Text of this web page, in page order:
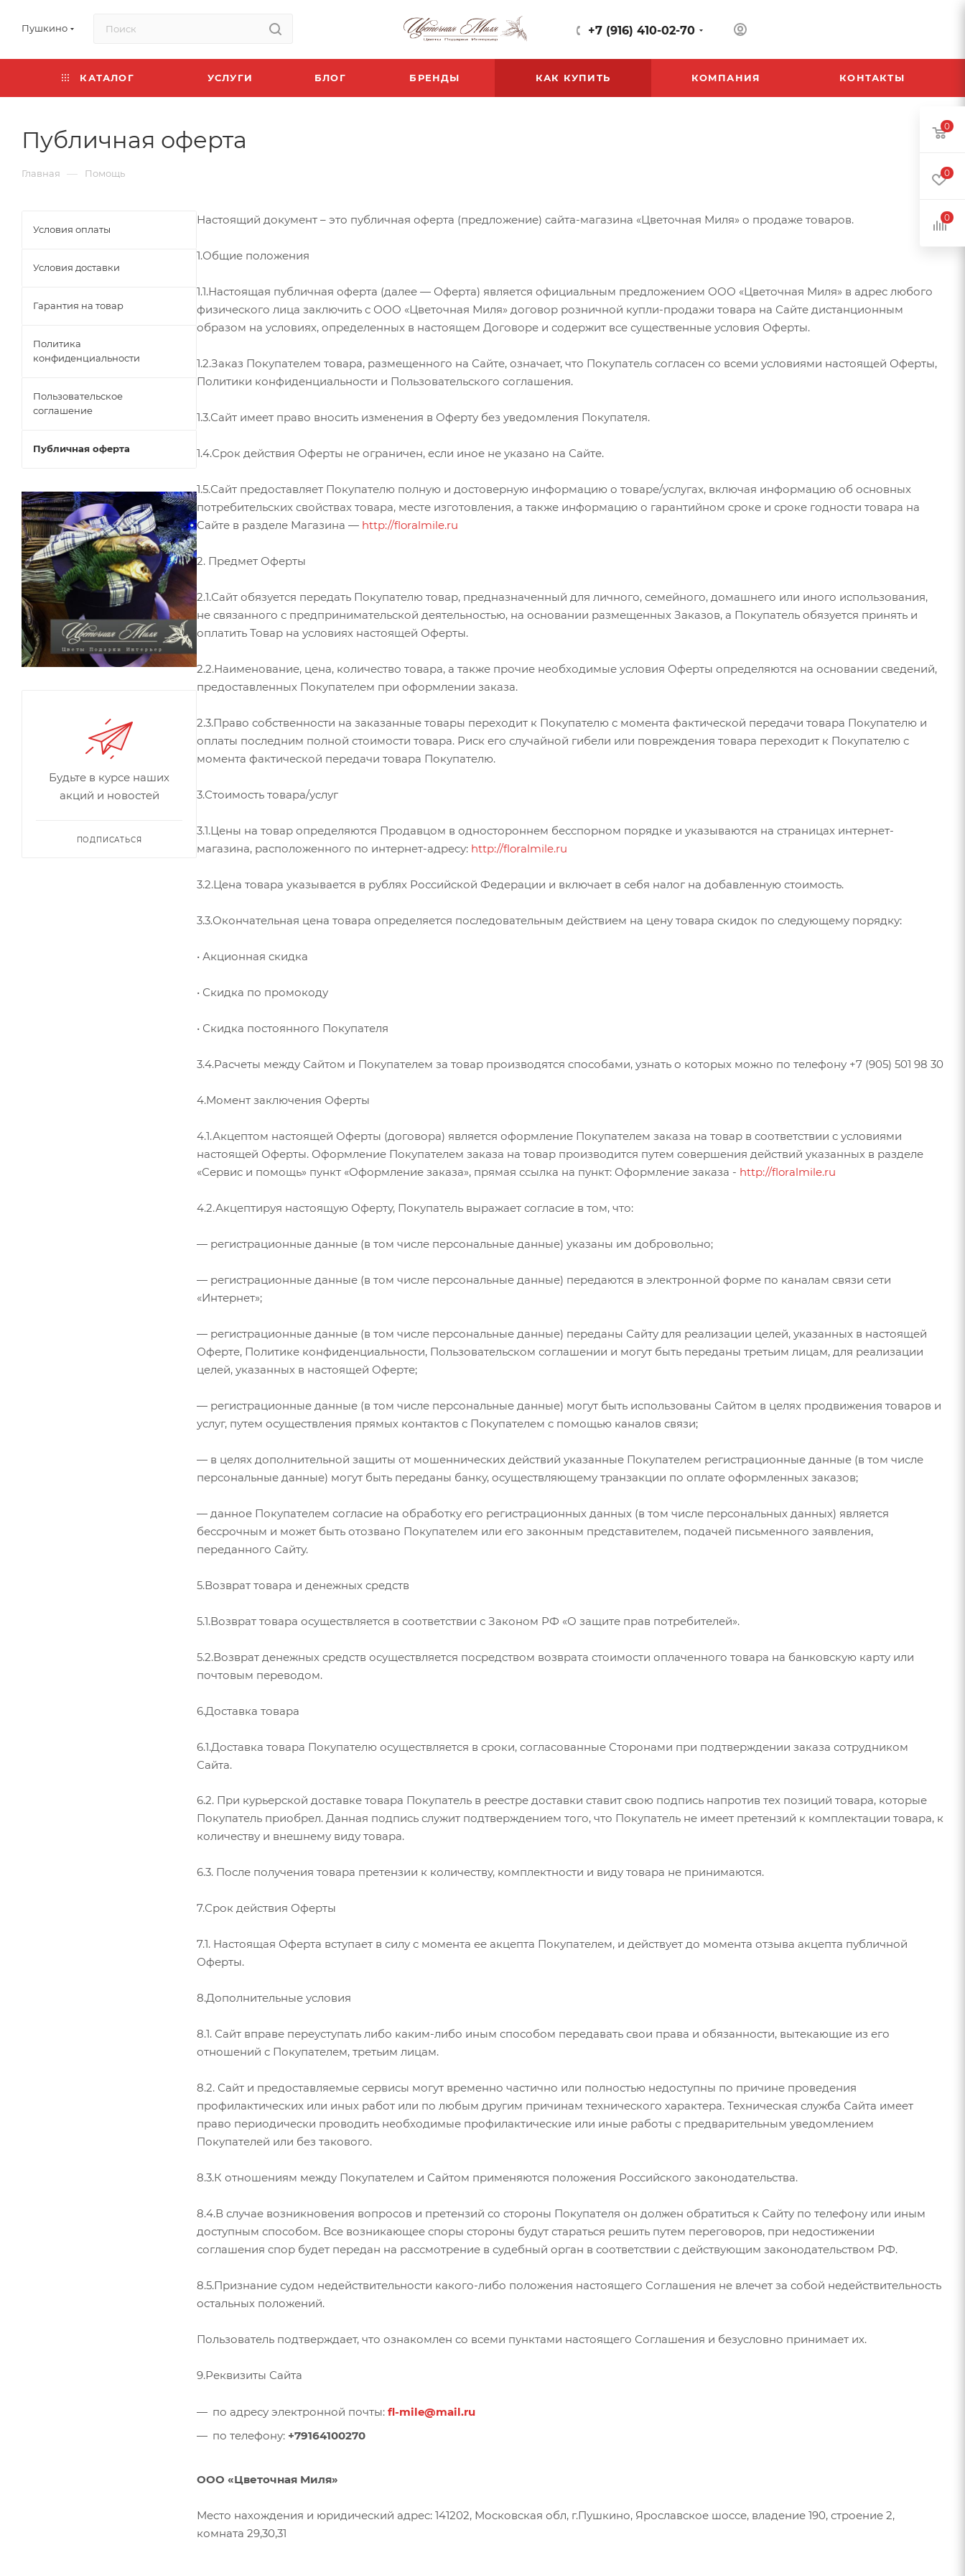
Пушкино +7 (916) 410-02-70
КАТАЛОГ УСЛУГИ БЛОГ БРЕНДЫ КАК КУПИТЬ КОМПАНИЯ КОНТАКТЫ
Публичная оферта
Главная — Помощь
Настоящий документ – это публичная оферта (предложение) сайта-магазина «Цветочная Миля» о продаже товаров.
1.Общие положения
1.1.Настоящая публичная оферта (далее — Оферта) является официальным предложением ООО «Цветочная Миля» в адрес любого
физического лица заключить с ООО «Цветочная Миля» договор розничной купли-продажи товара на Сайте дистанционным
образом на условиях, определенных в настоящем Договоре и содержит все существенные условия Оферты.
1.2.Заказ Покупателем товара, размещенного на Сайте, означает, что Покупатель согласен со всеми условиями настоящей Оферты,
Политики конфиденциальности и Пользовательского соглашения.
1.3.Сайт имеет право вносить изменения в Оферту без уведомления Покупателя.
1.4.Срок действия Оферты не ограничен, если иное не указано на Сайте.
1.5.Сайт предоставляет Покупателю полную и достоверную информацию о товаре/услугах, включая информацию об основных
потребительских свойствах товара, месте изготовления, а также информацию о гарантийном сроке и сроке годности товара на
Сайте в разделе Магазина — http://floralmile.ru
2. Предмет Оферты
2.1.Сайт обязуется передать Покупателю товар, предназначенный для личного, семейного, домашнего или иного использования,
не связанного с предпринимательской деятельностью, на основании размещенных Заказов, а Покупатель обязуется принять и
оплатить Товар на условиях настоящей Оферты.
2.2.Наименование, цена, количество товара, а также прочие необходимые условия Оферты определяются на основании сведений,
предоставленных Покупателем при оформлении заказа.
2.3.Право собственности на заказанные товары переходит к Покупателю с момента фактической передачи товара Покупателю и
оплаты последним полной стоимости товара. Риск его случайной гибели или повреждения товара переходит к Покупателю с
момента фактической передачи товара Покупателю.
3.Стоимость товара/услуг
3.1.Цены на товар определяются Продавцом в одностороннем бесспорном порядке и указываются на страницах интернет-
магазина, расположенного по интернет-адресу: http://floralmile.ru
3.2.Цена товара указывается в рублях Российской Федерации и включает в себя налог на добавленную стоимость.
3.3.Окончательная цена товара определяется последовательным действием на цену товара скидок по следующему порядку:
• Акционная скидка
• Скидка по промокоду
• Скидка постоянного Покупателя
3.4.Расчеты между Сайтом и Покупателем за товар производятся способами, узнать о которых можно по телефону +7 (905) 501 98 30
4.Момент заключения Оферты
4.1.Акцептом настоящей Оферты (договора) является оформление Покупателем заказа на товар в соответствии с условиями
настоящей Оферты. Оформление Покупателем заказа на товар производится путем совершения действий указанных в разделе
«Сервис и помощь» пункт «Оформление заказа», прямая ссылка на пункт: Оформление заказа - http://floralmile.ru
4.2.Акцептируя настоящую Оферту, Покупатель выражает согласие в том, что:
— регистрационные данные (в том числе персональные данные) указаны им добровольно;
— регистрационные данные (в том числе персональные данные) передаются в электронной форме по каналам связи сети
«Интернет»;
— регистрационные данные (в том числе персональные данные) переданы Сайту для реализации целей, указанных в настоящей
Оферте, Политике конфиденциальности, Пользовательском соглашении и могут быть переданы третьим лицам, для реализации
целей, указанных в настоящей Оферте;
— регистрационные данные (в том числе персональные данные) могут быть использованы Сайтом в целях продвижения товаров и
услуг, путем осуществления прямых контактов с Покупателем с помощью каналов связи;
— в целях дополнительной защиты от мошеннических действий указанные Покупателем регистрационные данные (в том числе
персональные данные) могут быть переданы банку, осуществляющему транзакции по оплате оформленных заказов;
— данное Покупателем согласие на обработку его регистрационных данных (в том числе персональных данных) является
бессрочным и может быть отозвано Покупателем или его законным представителем, подачей письменного заявления,
переданного Сайту.
5.Возврат товара и денежных средств
5.1.Возврат товара осуществляется в соответствии с Законом РФ «О защите прав потребителей».
5.2.Возврат денежных средств осуществляется посредством возврата стоимости оплаченного товара на банковскую карту или
почтовым переводом.
6.Доставка товара
6.1.Доставка товара Покупателю осуществляется в сроки, согласованные Сторонами при подтверждении заказа сотрудником
Сайта.
6.2. При курьерской доставке товара Покупатель в реестре доставки ставит свою подпись напротив тех позиций товара, которые
Покупатель приобрел. Данная подпись служит подтверждением того, что Покупатель не имеет претензий к комплектации товара, к
количеству и внешнему виду товара.
6.3. После получения товара претензии к количеству, комплектности и виду товара не принимаются.
7.Срок действия Оферты
7.1. Настоящая Оферта вступает в силу с момента ее акцепта Покупателем, и действует до момента отзыва акцепта публичной
Оферты.
8.Дополнительные условия
8.1. Сайт вправе переуступать либо каким-либо иным способом передавать свои права и обязанности, вытекающие из его
отношений с Покупателем, третьим лицам.
8.2. Сайт и предоставляемые сервисы могут временно частично или полностью недоступны по причине проведения
профилактических или иных работ или по любым другим причинам технического характера. Техническая служба Сайта имеет
право периодически проводить необходимые профилактические или иные работы с предварительным уведомлением
Покупателей или без такового.
8.3.К отношениям между Покупателем и Сайтом применяются положения Российского законодательства.
8.4.В случае возникновения вопросов и претензий со стороны Покупателя он должен обратиться к Сайту по телефону или иным
доступным способом. Все возникающее споры стороны будут стараться решить путем переговоров, при недостижении
соглашения спор будет передан на рассмотрение в судебный орган в соответствии с действующим законодательством РФ.
8.5.Признание судом недействительности какого-либо положения настоящего Соглашения не влечет за собой недействительность
остальных положений.
Пользователь подтверждает, что ознакомлен со всеми пунктами настоящего Соглашения и безусловно принимает их.
9.Реквизиты Сайта
по адресу электронной почты: fl-mile@mail.ru
по телефону: +79164100270
ООО «Цветочная Миля»
Место нахождения и юридический адрес: 141202, Московская обл, г.Пушкино, Ярославское шоссе, владение 190, строение 2,
комната 29,30,31
Условия оплаты
Условия доставки
Гарантия на товар
Политика
конфиденциальности
Пользовательское
соглашение
Публичная оферта
Будьте в курсе наших
акций и новостей
ПОДПИСАТЬСЯ
0
0
0